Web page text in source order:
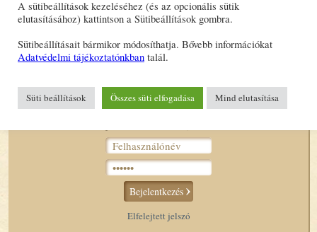
Célnyelv(ek): magyar
E-mail-cím:varadyszab@gmail.com
Bejelentkezés
Elfelejtett jelszó
A sütibeállítások kezeléséhez (és az opcionális sütik
elutasításához) kattintson a Sütibeállítások gombra.
Sütibeállításait bármikor módosíthatja. Bővebb információkat
Adatvédelmi tájékoztatónkban talál.
Süti beállítások Összes süti elfogadása Mind elutasítása